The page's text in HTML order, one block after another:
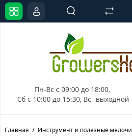
Пн-Вс с 09:00 до 18:00,
Сб с 10:00 до 15:30, Вс- выходной
Главная Инструмент и полезные мелочи